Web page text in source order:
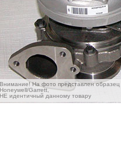
Внимание! На фото представлен образец
Honeywell/Garrett,
НЕ идентичный данному товару